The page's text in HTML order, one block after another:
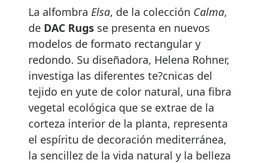
La alfombra Elsa, de la colección Calma,
de DAC Rugs se presenta en nuevos
modelos de formato rectangular y
redondo. Su diseñadora, Helena Rohner,
investiga las diferentes te?cnicas del
tejido en yute de color natural, una fibra
vegetal ecológica que se extrae de la
corteza interior de la planta, representa
el espíritu de decoración mediterránea,
la sencillez de la vida natural y la belleza